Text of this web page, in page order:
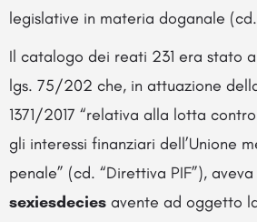
legislative in materia doganale (cd.
Il catalogo dei reati 231 era stato
lgs. 75/202 che, in attuazione
1371/2017 “relativa alla lotta
gli interessi finanziari dell’Unione
penale” (cd. “Direttiva PIF”),
sexiesdecies avente ad oggetto